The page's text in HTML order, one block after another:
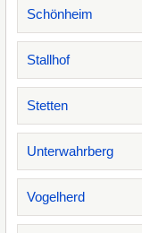
Schönheim
Stallhof
Stetten
Unterwahrberg
Vogelherd